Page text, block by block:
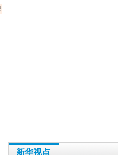
大会公告（第一号）
新华视点